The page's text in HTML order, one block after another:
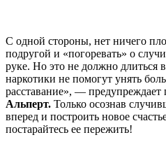
С одной стороны, нет ничего
подругой и «погоревать» о
руке. Но это не должно длиться
наркотики не помогут унять
расставание», — предупреждает
Альперт. Только осознав
вперед и построить новое
постарайтесь ее пережить!